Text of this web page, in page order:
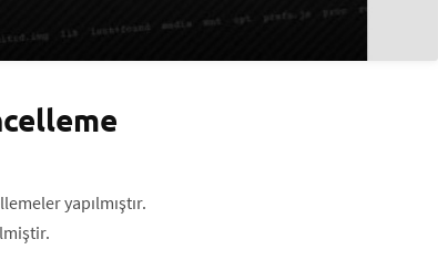
yapılmıştır.